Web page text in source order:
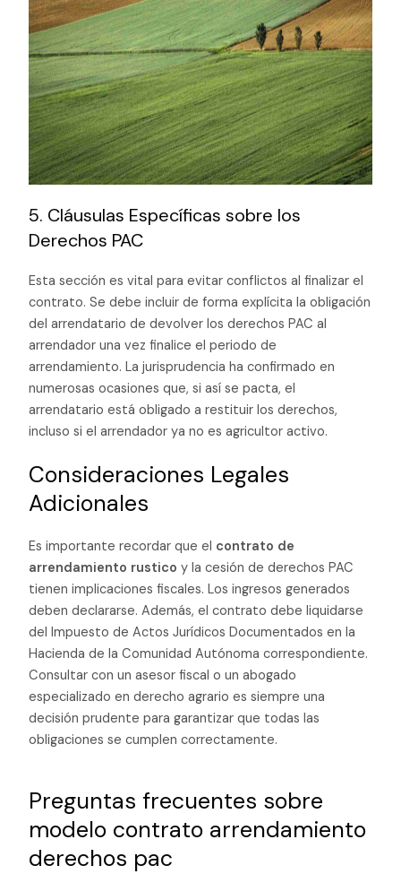
5. Cláusulas Específicas sobre los
Derechos PAC
Esta sección es vital para evitar conflictos al finalizar el
contrato. Se debe incluir de forma explícita la obligación
del arrendatario de devolver los derechos PAC al
arrendador una vez finalice el periodo de
arrendamiento. La jurisprudencia ha confirmado en
numerosas ocasiones que, si así se pacta, el
arrendatario está obligado a restituir los derechos,
incluso si el arrendador ya no es agricultor activo.
Consideraciones Legales
Adicionales
Es importante recordar que el contrato de
arrendamiento rustico y la cesión de derechos PAC
tienen implicaciones fiscales. Los ingresos generados
deben declararse. Además, el contrato debe liquidarse
del Impuesto de Actos Jurídicos Documentados en la
Hacienda de la Comunidad Autónoma correspondiente.
Consultar con un asesor fiscal o un abogado
especializado en derecho agrario es siempre una
decisión prudente para garantizar que todas las
obligaciones se cumplen correctamente.
Preguntas frecuentes sobre
modelo contrato arrendamiento
derechos pac